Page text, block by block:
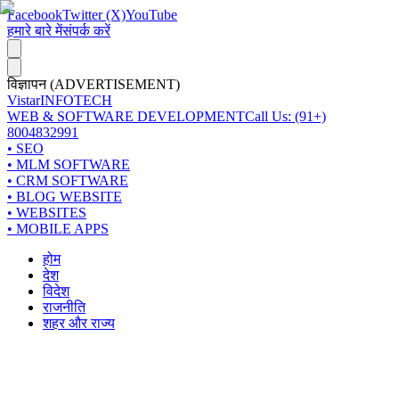
FacebookTwitter (X)YouTube
हमारे बारे मेंसंपर्क करें
विज्ञापन (ADVERTISEMENT)
VistarINFOTECH
WEB & SOFTWARE DEVELOPMENTCall Us: (91+)
8004832991
• SEO
• MLM SOFTWARE
• CRM SOFTWARE
• BLOG WEBSITE
• WEBSITES
• MOBILE APPS
होम
देश
विदेश
राजनीति
शहर और राज्य